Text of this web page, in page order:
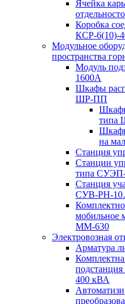
Ячейка
Коробка
КСР-6(10)-
Модульное
пространства
Модуль
1600А
Шкафы
ШР-ПП
типа
на
Станция
Станции
типа
Станция
СУВ-РН-
мобильное
ММ-630
Электровозная
Арматура
400 кВА